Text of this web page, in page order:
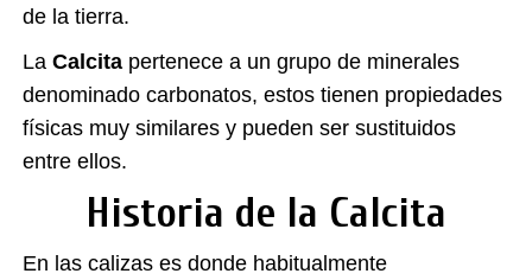
de la tierra.
La Calcita pertenece a un grupo de minerales
denominado carbonatos, estos tienen propiedades
físicas muy similares y pueden ser sustituidos
entre ellos.
Historia de la Calcita
En las calizas es donde habitualmente